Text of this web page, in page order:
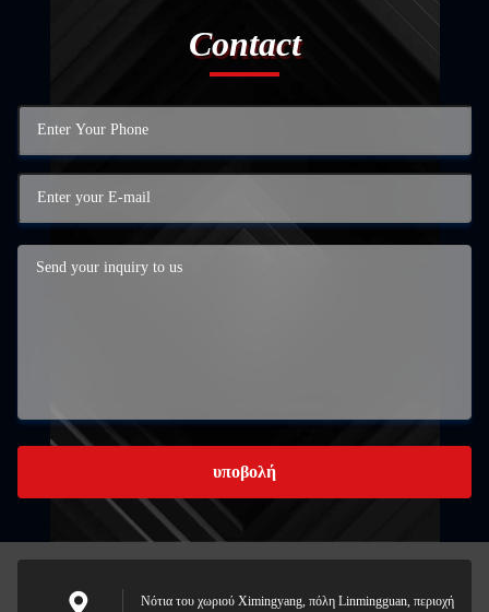
Contact
υποβολή
Νότια του χωριού Ximingyang, πόλη Linmingguan, περιοχή